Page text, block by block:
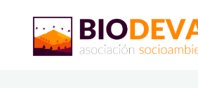
contenido